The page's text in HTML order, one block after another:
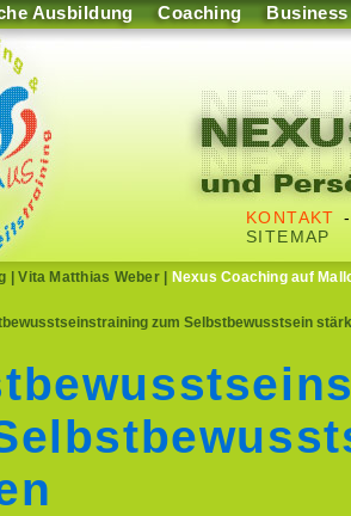
Ausbildung Coaching Business
KONTAKT
SITEMAP
|Vita Matthias Weber| Nexus Coaching auf
zum Selbstbewusstsein